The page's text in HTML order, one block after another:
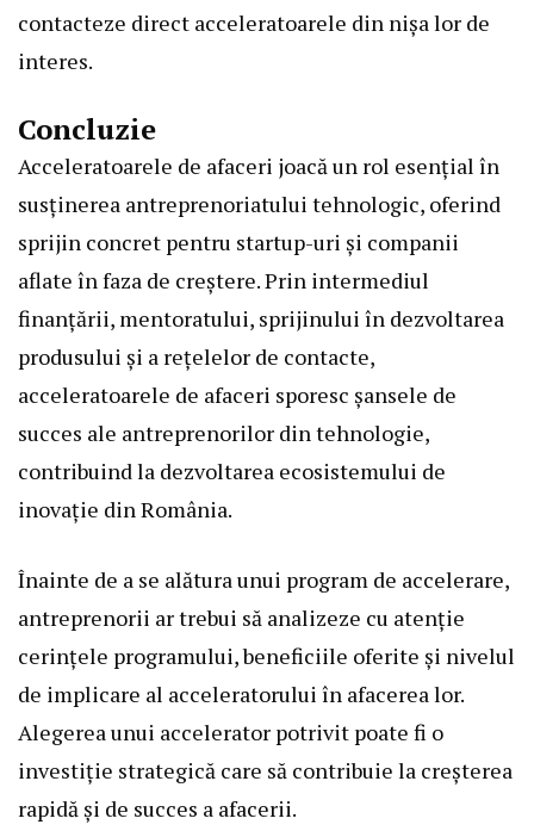
contacteze direct acceleratoarele din nișa lor de
interes.
Concluzie
Acceleratoarele de afaceri joacă un rol esențial în
susținerea antreprenoriatului tehnologic, oferind
sprijin concret pentru startup-uri și companii
aflate în faza de creștere. Prin intermediul
finanțării, mentoratului, sprijinului în dezvoltarea
produsului și a rețelelor de contacte,
acceleratoarele de afaceri sporesc șansele de
succes ale antreprenorilor din tehnologie,
contribuind la dezvoltarea ecosistemului de
inovație din România.
Înainte de a se alătura unui program de accelerare,
antreprenorii ar trebui să analizeze cu atenție
cerințele programului, beneficiile oferite și nivelul
de implicare al acceleratorului în afacerea lor.
Alegerea unui accelerator potrivit poate fi o
investiție strategică care să contribuie la creșterea
rapidă și de succes a afacerii.